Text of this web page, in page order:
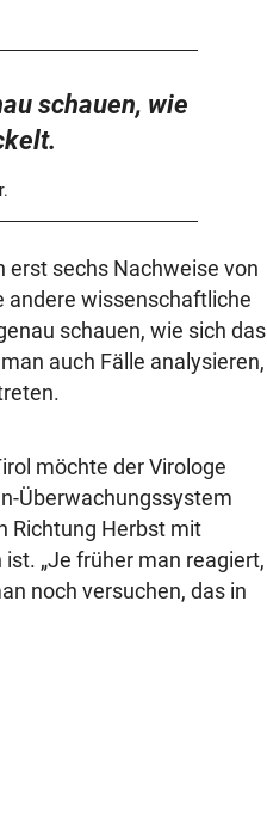
schauen, wie
erst sechs Nachweise von
andere wissenschaftliche
schauen, wie sich das
auch Fälle analysieren,
möchte der Virologe
Überwachungssystem
Richtung Herbst mit
„Je früher man reagiert,
noch versuchen, das in